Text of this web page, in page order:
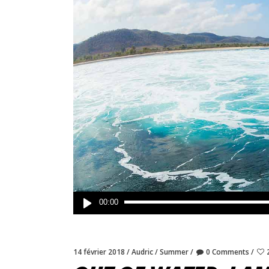
Lecteur
audio
00:00
14 février 2018 Audric Summer 0 Comments